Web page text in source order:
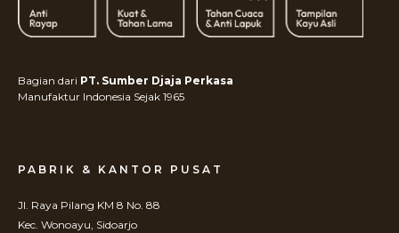
Bagian dari PT. Sumber Djaja Perkasa
Manufaktur Indonesia Sejak 1965
PABRIK & KANTOR PUSAT
Jl. Raya Pilang KM 8 No. 88
Kec. Wonoayu, Sidoarjo